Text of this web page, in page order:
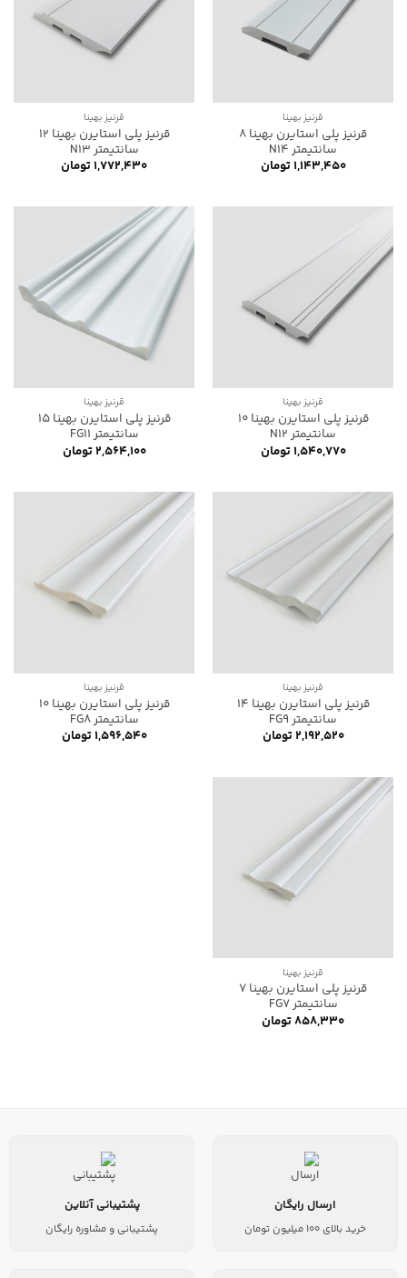
قرنیز بهینا
قرنیز پلی استایرن بهینا 8
سانتیمتر N14
۱,۱۴۳,۴۵۰تومان
قرنیز بهینا
قرنیز پلی استایرن بهینا 12
سانتیمتر N13
۱,۷۷۲,۴۳۰تومان
قرنیز بهینا
قرنیز پلی استایرن بهینا 10
سانتیمتر N12
۱,۵۴۰,۷۷۰تومان
قرنیز بهینا
قرنیز پلی استایرن بهینا 15
سانتیمتر FG11
۲,۵۶۴,۱۰۰تومان
قرنیز بهینا
قرنیز پلی استایرن بهینا 14
سانتیمتر FG9
۲,۱۹۲,۵۲۰تومان
قرنیز بهینا
قرنیز پلی استایرن بهینا 10
سانتیمتر FG8
۱,۵۹۶,۵۴۰تومان
قرنیز بهینا
قرنیز پلی استایرن بهینا 7
سانتیمتر FG7
۸۵۸,۳۳۰تومان
ارسال رایگان
خرید بالای 100 میلیون تومان
پشتیبانی آنلاین
پشتیبانی و مشاوره رایگان